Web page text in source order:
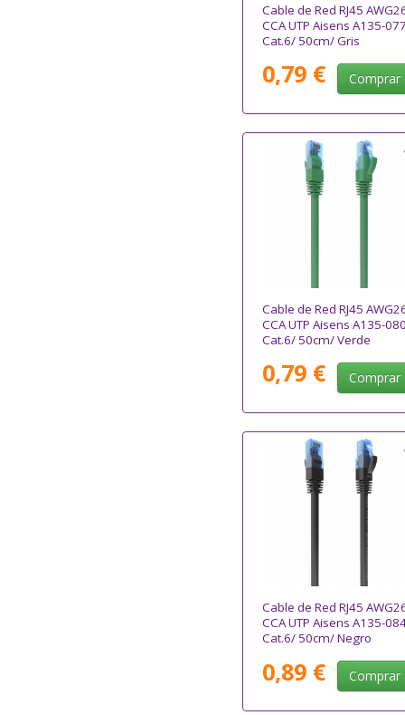
Cable de Red RJ45
CCA UTP Aisens A135-
Cat.6/ 50cm/ Gris
0,79 € Comprar
Cable de Red RJ45
CCA UTP Aisens A135-
Cat.6/ 50cm/ Verde
0,79 € Comprar
Cable de Red RJ45
CCA UTP Aisens A135-
Cat.6/ 50cm/ Negro
0,89 € Comprar